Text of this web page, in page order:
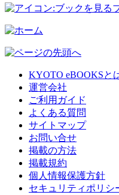
KYOTO eBOOKSと
運営会社
ご利用ガイド
よくある質問
サイトマップ
お問い合せ
掲載の方法
掲載規約
個人情報保護方針
セキュリティポリシ